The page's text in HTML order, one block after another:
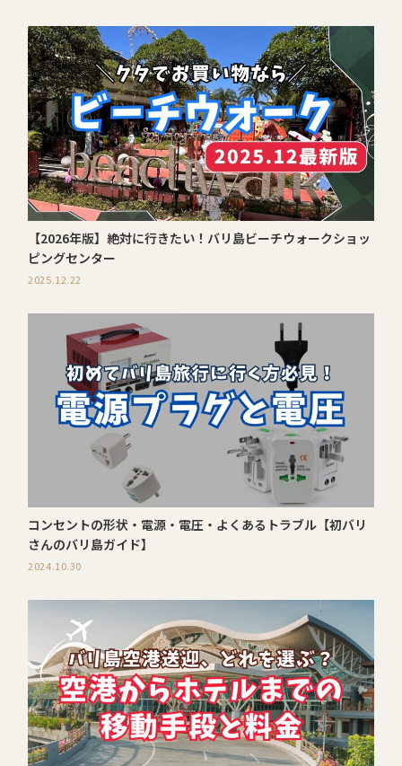
【2026年版】絶対に行きたい！バリ島ビーチウォークショッ
ピングセンター
2025.12.22
コンセントの形状・電源・電圧・よくあるトラブル【初バリ
さんのバリ島ガイド】
2024.10.30